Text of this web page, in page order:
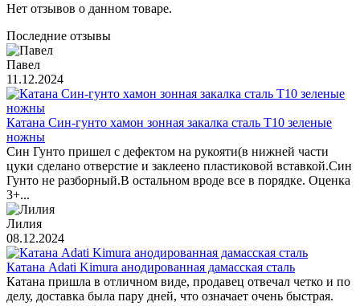
Нет отзывов о данном товаре.
Последние отзывы
Павел
11.12.2024
Катана Син-гунто хамон зонная закалка сталь T10 зеленые
ножны
Син Гунто пришел с дефектом на рукояти(в нижней части
цуки сделано отверстие и заклеено пластиковой вставкой.Син
Гунто не разборный.В остальном вроде все в порядке. Оценка
3+...
Лилия
08.12.2024
Катана Adati Kimura анодированная дамасская сталь
Катана пришла в отличном виде, продавец отвечал четко и по
делу, доставка была пару дней, что означает очень быстрая.